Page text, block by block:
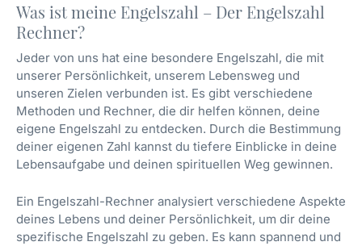
Was ist meine Engelszahl – Der Engelszahl
Rechner?
Jeder von uns hat eine besondere Engelszahl, die mit
unserer Persönlichkeit, unserem Lebensweg und
unseren Zielen verbunden ist. Es gibt verschiedene
Methoden und Rechner, die dir helfen können, deine
eigene Engelszahl zu entdecken. Durch die Bestimmung
deiner eigenen Zahl kannst du tiefere Einblicke in deine
Lebensaufgabe und deinen spirituellen Weg gewinnen.
Ein Engelszahl-Rechner analysiert verschiedene Aspekte
deines Lebens und deiner Persönlichkeit, um dir deine
spezifische Engelszahl zu geben. Es kann spannend und